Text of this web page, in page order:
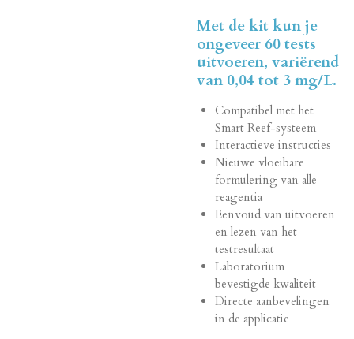
Met de kit kun je
ongeveer 60 tests
uitvoeren, variërend
van 0,04 tot 3 mg/L.
Compatibel met het
Smart Reef-systeem
Interactieve instructies
Nieuwe vloeibare
formulering van alle
reagentia
Eenvoud van uitvoeren
en lezen van het
testresultaat
Laboratorium
bevestigde kwaliteit
Directe aanbevelingen
in de applicatie